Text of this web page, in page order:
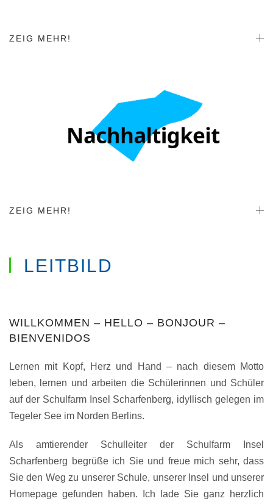
ZEIG MEHR!
ZEIG MEHR!
LEITBILD
WILLKOMMEN – HELLO – BONJOUR –
BIENVENIDOS
Lernen mit Kopf, Herz und Hand – nach diesem Motto
leben, lernen und arbeiten die Schülerinnen und Schüler
auf der Schulfarm Insel Scharfenberg, idyllisch gelegen im
Tegeler See im Norden Berlins.
Als amtierender Schulleiter der Schulfarm Insel
Scharfenberg begrüße ich Sie und freue mich sehr, dass
Sie den Weg zu unserer Schule, unserer Insel und unserer
Homepage gefunden haben. Ich lade Sie ganz herzlich